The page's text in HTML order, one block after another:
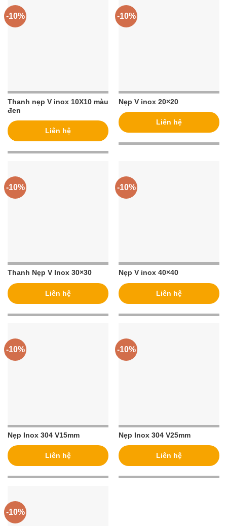
-10%
Thanh nẹp V inox 10X10 màu
đen
Liên hệ
-10%
Nẹp V inox 20×20
Liên hệ
-10%
Thanh Nẹp V Inox 30×30
Liên hệ
-10%
Nẹp V inox 40×40
Liên hệ
-10%
Nẹp Inox 304 V15mm
Liên hệ
-10%
Nẹp Inox 304 V25mm
Liên hệ
-10%